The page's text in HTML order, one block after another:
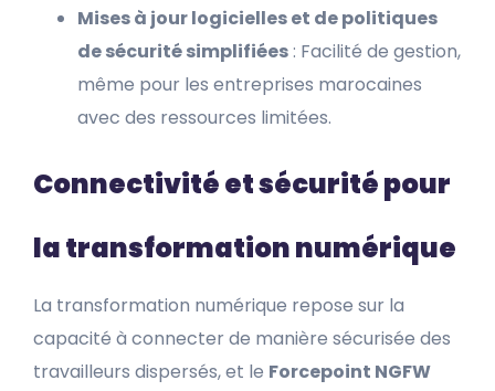
Mises à jour logicielles et de politiques
de sécurité simplifiées : Facilité de gestion,
même pour les entreprises marocaines
avec des ressources limitées.
Connectivité et sécurité pour
la transformation numérique
La transformation numérique repose sur la
capacité à connecter de manière sécurisée des
travailleurs dispersés, et le Forcepoint NGFW